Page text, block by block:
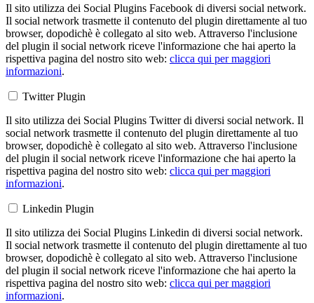
Il sito utilizza dei Social Plugins Facebook di diversi social network.
Il social network trasmette il contenuto del plugin direttamente al tuo
browser, dopodichè è collegato al sito web. Attraverso l'inclusione
del plugin il social network riceve l'informazione che hai aperto la
rispettiva pagina del nostro sito web: clicca qui per maggiori
informazioni.
Twitter Plugin
Il sito utilizza dei Social Plugins Twitter di diversi social network. Il
social network trasmette il contenuto del plugin direttamente al tuo
browser, dopodichè è collegato al sito web. Attraverso l'inclusione
del plugin il social network riceve l'informazione che hai aperto la
rispettiva pagina del nostro sito web: clicca qui per maggiori
informazioni.
Linkedin Plugin
Il sito utilizza dei Social Plugins Linkedin di diversi social network.
Il social network trasmette il contenuto del plugin direttamente al tuo
browser, dopodichè è collegato al sito web. Attraverso l'inclusione
del plugin il social network riceve l'informazione che hai aperto la
rispettiva pagina del nostro sito web: clicca qui per maggiori
informazioni.